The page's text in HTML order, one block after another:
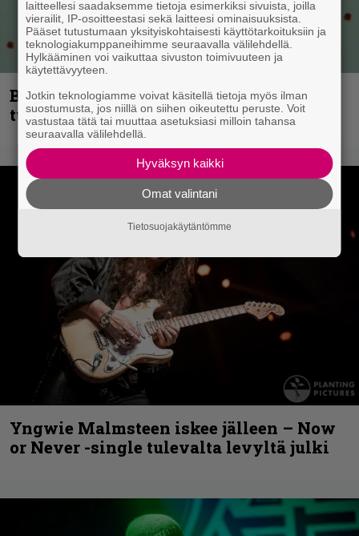
Blind Channel palaa rytinällä –
tuplasingle videoineen julki
Yngwie Malmsteen iskee jälleen – Now
or Never -single tulevalta levyltä julki
laitteellesi saadaksemme tietoja esimerkiksi sivuista, joilla
vierailit, IP-osoitteestasi sekä laitteesi ominaisuuksista.
Pääset tutustumaan yksityiskohtaisesti käyttötarkoituksiin ja
teknologiakumppaneihimme seuraavalla välilehdellä.
Hylkääminen voi vaikuttaa sivuston toimivuuteen ja
käytettävyyteen.
Jotkin teknologiamme voivat käsitellä tietoja myös ilman
suostumusta, jos niillä on siihen oikeutettu peruste. Voit
vastustaa tätä tai muuttaa asetuksiasi milloin tahansa
seuraavalla välilehdellä.
Hyväksyn kaikki
Omat valintani
Tietosuojakäytäntömme